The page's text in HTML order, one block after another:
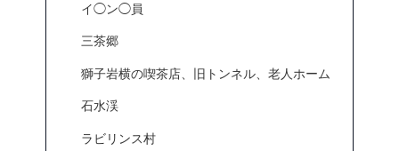
イ◯ン◯員
三茶郷
獅子岩横の喫茶店、旧トンネル、老人ホーム
石水渓
ラビリンス村